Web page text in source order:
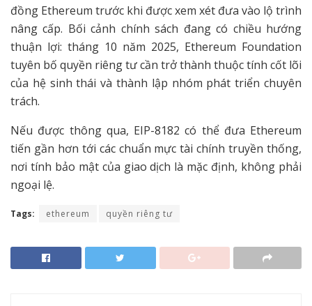
đồng Ethereum trước khi được xem xét đưa vào lộ trình
nâng cấp. Bối cảnh chính sách đang có chiều hướng
thuận lợi: tháng 10 năm 2025, Ethereum Foundation
tuyên bố quyền riêng tư cần trở thành thuộc tính cốt lõi
của hệ sinh thái và thành lập nhóm phát triển chuyên
trách.
Nếu được thông qua, EIP-8182 có thể đưa Ethereum
tiến gần hơn tới các chuẩn mực tài chính truyền thống,
nơi tính bảo mật của giao dịch là mặc định, không phải
ngoại lệ.
Tags: ethereum quyền riêng tư